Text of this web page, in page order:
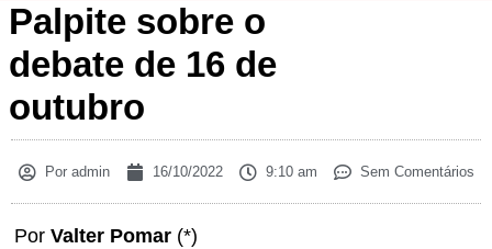
Palpite sobre o
debate de 16 de
outubro
Poradmin 16/10/2022 9:10 am Sem Comentários
Por Valter Pomar (*)